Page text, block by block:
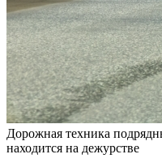
Дорожная техника
находится на дежурстве